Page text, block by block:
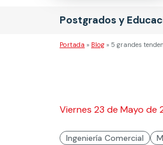
Postgrados y
Portada » Blog » 5 grandes
Viernes 23 de Mayo de
Ingeniería Comercial